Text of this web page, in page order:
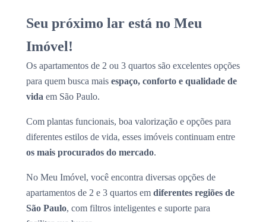
Seu próximo lar está no Meu
Imóvel!
Os apartamentos de 2 ou 3 quartos são excelentes opções
para quem busca mais espaço, conforto e qualidade de
vida em São Paulo.
Com plantas funcionais, boa valorização e opções para
diferentes estilos de vida, esses imóveis continuam entre
os mais procurados do mercado.
No Meu Imóvel, você encontra diversas opções de
apartamentos de 2 e 3 quartos em diferentes regiões de
São Paulo, com filtros inteligentes e suporte para